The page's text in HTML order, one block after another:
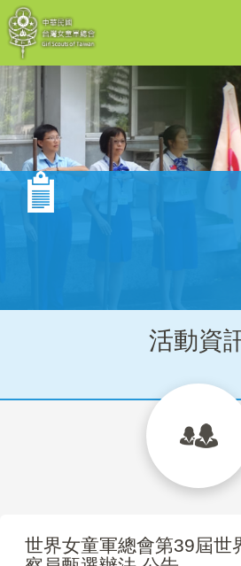
活動資
世界女童軍總會第39屆世